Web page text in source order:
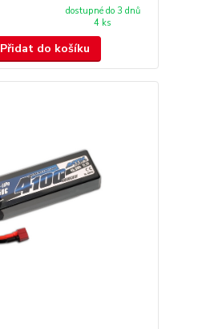
dostupné do 3 dnů
4 ks
Přidat do košíku